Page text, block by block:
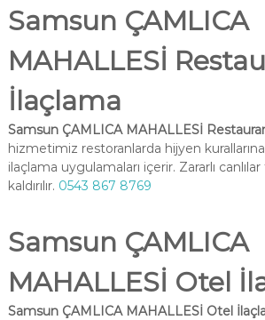
Samsun ÇAMLICA
MAHALLESİ
İlaçlama
Samsun ÇAMLICA MAHALLESİ
hizmetimiz restoranlarda hijyen
ilaçlama uygulamaları içerir. Zararlı
kaldırılır. 0543 867 8769
Samsun ÇAMLICA
MAHALLESİ Otel
Samsun ÇAMLICA MAHALLESİ Otel